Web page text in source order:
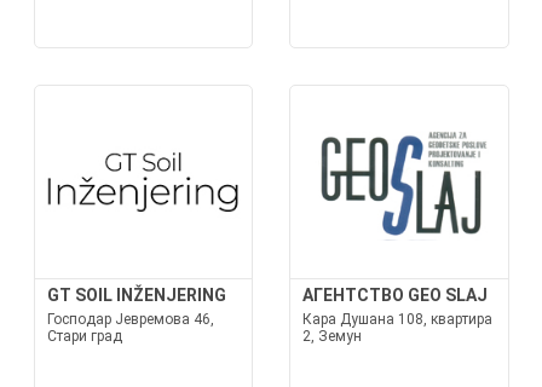
GT SOIL INŽENJERING
Господар Јевремова 46,
Стари град
АГЕНТСТВО GEO SLAJ
Кара Душана 108, квартира
2, Земун